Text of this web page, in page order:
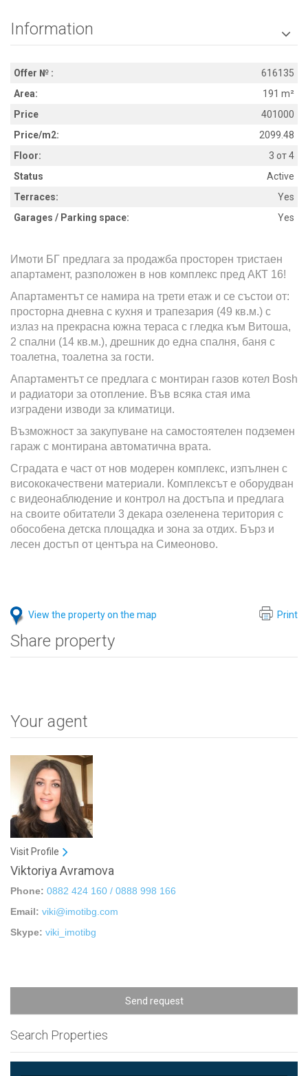
Information 
Offer № :
616135
Area:
191 m²
Price
401000
Price/m2:
2099.48
Floor:
3 от 4
Status
Active
Terraces:
Yes
Garages / Parking space:
Yes
Имоти БГ предлага за продажба просторен тристаен
апартамент, разположен в нов комплекс пред АКТ 16!
Апартаментът се намира на трети етаж и се състои от:
просторна дневна с кухня и трапезария (49 кв.м.) с
излаз на прекрасна южна тераса с гледка към Витоша,
2 спални (14 кв.м.), дрешник до една спалня, баня с
тоалетна, тоалетна за гости.
Апартаментът се предлага с монтиран газов котел Bosh
и радиатори за отопление. Във всяка стая има
изградени изводи за климатици.
Възможност за закупуване на самостоятелен подземен
гараж с монтирана автоматична врата.
Сградата е част от нов модерен комплекс, изпълнен с
висококачествени материали. Комплексът е оборудван
с видеонаблюдение и контрол на достъпа и предлага
на своите обитатели 3 декара озеленена територия с
обособена детска площадка и зона за отдих. Бърз и
лесен достъп от центъра на Симеоново.
View the property on the map Print
Share property
Your agent
Visit Profile
Viktoriya Avramova
Phone: 0882 424 160 / 0888 998 166
Email: viki@imotibg.com
Skype: viki_imotibg
Send request
Search Properties